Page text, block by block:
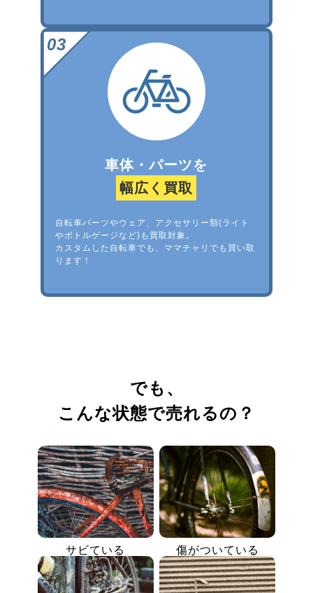
車体・パーツを
幅広く買取
自転車パーツやウェア、アクセサリー類(ライト
やボトルゲージなど)も買取対象。
カスタムした自転車でも、ママチャリでも買い取
ります！
でも、
こんな状態で売れるの？
サビている 傷がついている